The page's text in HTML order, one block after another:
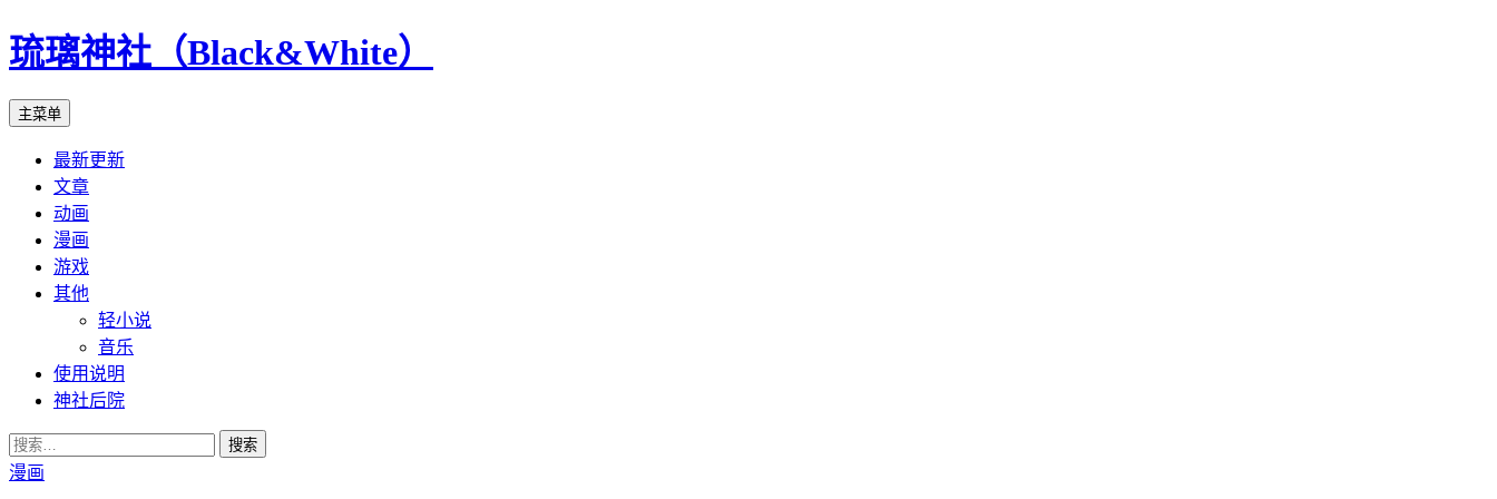
琉璃神社（Black&White）
搜
主菜单
正
文
最新更新
文章
动画
漫画
游戏
其他
轻小说
音乐
使用说明
神社后院
搜
索：
漫画